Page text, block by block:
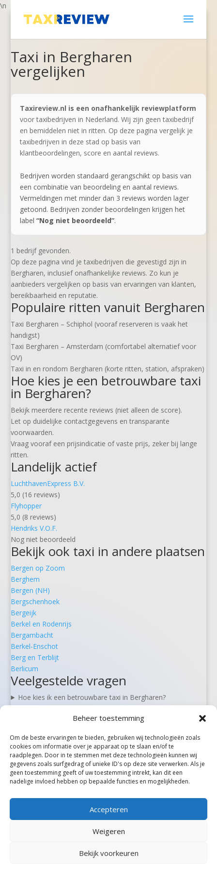
Beheer toestemming
Om de beste ervaringen te bieden, gebruiken wij technologieën zoals
cookies om informatie over je apparaat op te slaan en/of te
raadplegen. Door in te stemmen met deze technologieën kunnen wij
gegevens zoals surfgedrag of unieke ID's op deze site verwerken. Als je
geen toestemming geeft of uw toestemming intrekt, kan dit een
nadelige invloed hebben op bepaalde functies en mogelijkheden.
Accepteren
Weigeren
Bekijk voorkeuren
\n
Taxi in Bergharen
vergelijken
Taxireview.nl is een onafhankelijk reviewplatform
voor taxibedrijven in Nederland. Wij zijn geen taxibedrijf
en bemiddelen niet in ritten. Op deze pagina vergelijk je
taxibedrijven in deze stad op basis van
klantbeoordelingen, score en aantal reviews.
Bedrijven worden standaard gerangschikt op basis van
een combinatie van beoordeling en aantal reviews.
Vermeldingen met minder dan 3 reviews worden lager
getoond. Bedrijven zonder beoordelingen krijgen het
label“Nog niet beoordeeld”.
1 bedrijf gevonden.
Op deze pagina vind je taxibedrijven die gevestigd zijn in
Bergharen, inclusief onafhankelijke reviews. Zo kun je
aanbieders vergelijken op basis van ervaringen van klanten,
bereikbaarheid en reputatie.
Populaire ritten vanuit Bergharen
Taxi Bergharen – Schiphol (vooraf reserveren is vaak het
handigst)
Taxi Bergharen – Amsterdam (comfortabel alternatief voor
OV)
Taxi in en rondom Bergharen (korte ritten, station, afspraken)
Hoe kies je een betrouwbare taxi
in Bergharen?
Bekijk meerdere recente reviews (niet alleen de score).
Let op duidelijke contactgegevens en transparante
voorwaarden.
Vraag vooraf een prijsindicatie of vaste prijs, zeker bij lange
ritten.
Landelijk actief
LuchthavenExpress B.V.
5,0 (16 reviews)
Flyhopper
5,0 (8 reviews)
Hendriks V.O.F.
Nog niet beoordeeld
Bekijk ook taxi in andere plaatsen
Bergen op Zoom
Berghem
Bergen (NH)
Bergschenhoek
Bergeijk
Berkel en Rodenrijs
Bergambacht
Berkel-Enschot
Berg en Terblijt
Berlicum
Veelgestelde vragen
Hoe kies ik een betrouwbare taxi in Bergharen?
Kan ik een taxi in Bergharen vooraf reserveren?
Zijn er 24/7 taxi’s beschikbaar in Bergharen?
Kan ik in Bergharen ook rolstoel- of zorgvervoer boeken?
Alle steden